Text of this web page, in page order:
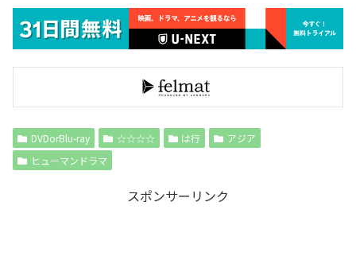
DVDorBlu-ray ☆☆☆☆ は行
アジア
ヒューマンドラマ
スポンサーリンク